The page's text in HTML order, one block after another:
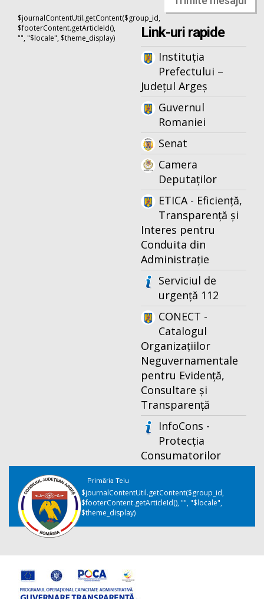
$journalContentUtil.getContent($group_id,
$footerContent.getArticleId(),
"", "$locale", $theme_display)
Link-uri rapide
Instituția
Prefectului –
Județul Argeș
Guvernul
Romaniei
Senat
Camera
Deputaților
ETICA - Eficiență,
Transparență și
Interes pentru
Conduita din
Administrație
Serviciul de
urgență 112
CONECT -
Catalogul
Organizațiilor
Neguvernamentale
pentru Evidență,
Consultare și
Transparență
InfoCons -
Protecția
Consumatorilor
Primăria Teiu
$journalContentUtil.getContent($group_id,
$footerContent.getArticleId(), "", "$locale",
$theme_display)